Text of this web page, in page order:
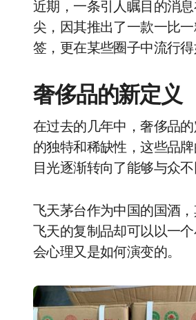
近期，一条引人瞩目的消
尖，因其推出了一款一比
签，更在某些圈子中流行
奢侈品的新定义
在过去的几年中，奢侈品
的独特和稀缺性，这些品
目光逐渐转向了能够与众
飞天茅台作为中国的国酒
飞天的复制品却可以以一
会心理又是如何演变的。